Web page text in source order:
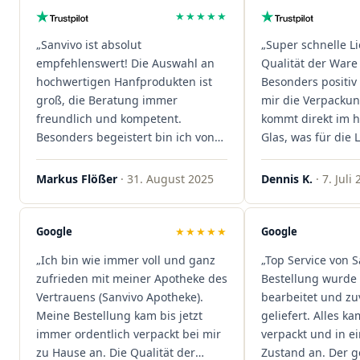
★★★★★
„Sanvivo ist absolut
empfehlenswert! Die Auswahl an
hochwertigen Hanfprodukten ist
groß, die Beratung immer
freundlich und kompetent.
Besonders begeistert bin ich von
der schnellen Rezeptannahme –
alles läuft unkompliziert und
sind extrem zügig, was mir jedes
Mal viel Zeit spart. Man merkt,
Kundenzufriedenheit an erster
Stelle stehen. Vielen Dank an das
Team von Sanvivo – ich bin
rundum begeistert!"
Markus Flößer · 31. August 2025
„Super schnelle
Qualität der
Besonders
mir die
kommt direkt im
Glas, was für die
ist. Ich bestelle
wieder!"
Dennis K. · 7. Juli
Google ★★★★★
„Ich bin wie immer voll und ganz
zufrieden mit meiner Apotheke des
Vertrauens (Sanvivo Apotheke).
Meine Bestellung kam bis jetzt
immer ordentlich verpackt bei mir
zu Hause an. Die Qualität der
Google
„Top Service von
Bestellung wurde
bearbeitet und
geliefert. Alles
verpackt und in
Zustand an. Der